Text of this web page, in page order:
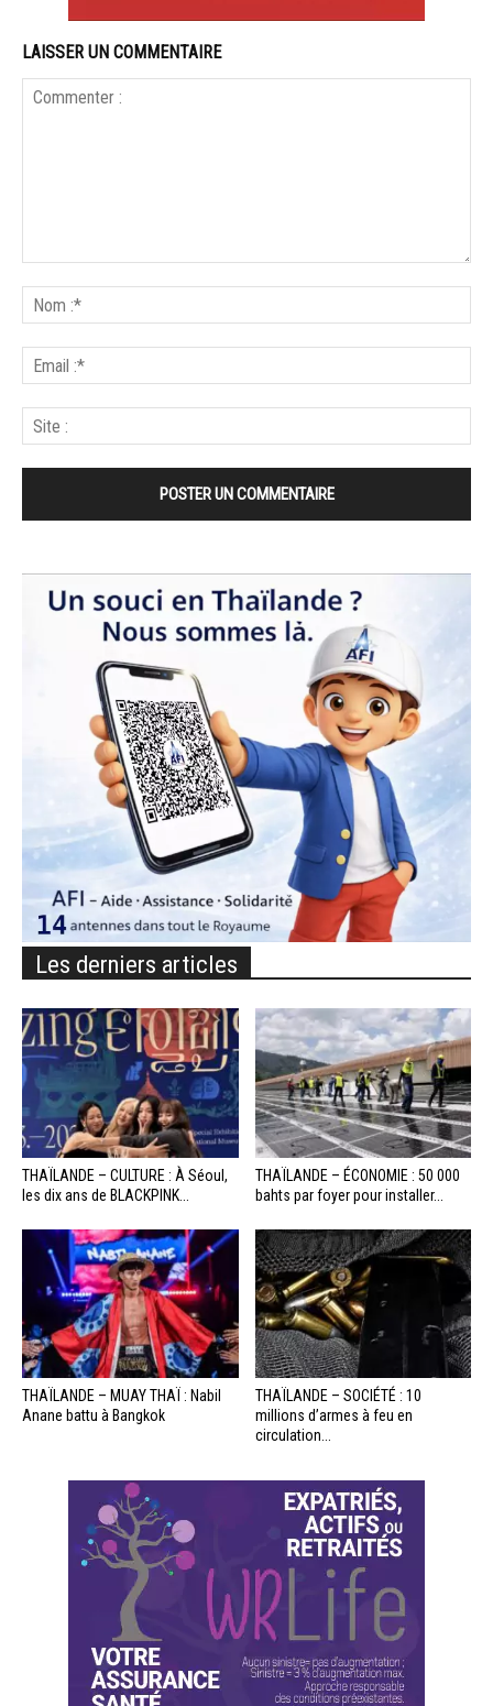
LAISSER UN COMMENTAIRE
Les derniers articles
THAÏLANDE – CULTURE : À Séoul,
les dix ans de BLACKPINK...
THAÏLANDE – ÉCONOMIE : 50 000
bahts par foyer pour installer...
THAÏLANDE – MUAY THAÏ : Nabil
Anane battu à Bangkok
THAÏLANDE – SOCIÉTÉ : 10
millions d’armes à feu en
circulation...